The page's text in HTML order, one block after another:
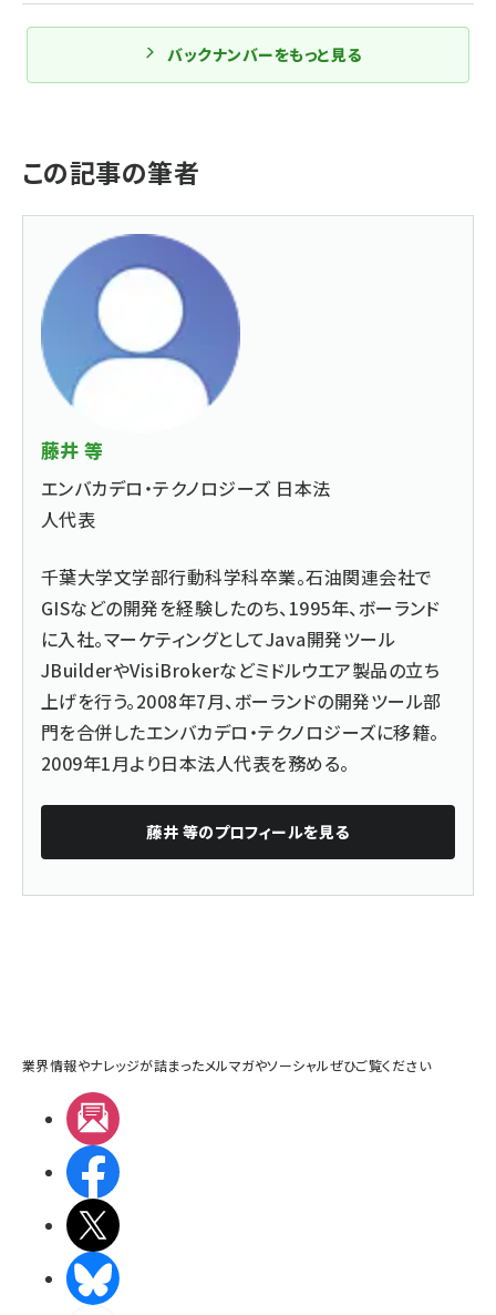
バックナンバーをもっと見る
この記事の筆者
藤井 等
エンバカデロ・テクノロジーズ 日本法
人代表
千葉大学文学部行動科学科卒業。石油関連会社で
GISなどの開発を経験したのち、1995年、ボーランド
に入社。マーケティングとしてJava開発ツール
JBuilderやVisiBrokerなどミドルウエア製品の立ち
上げを行う。2008年7月、ボーランドの開発ツール部
門を合併したエンバカデロ・テクノロジーズに移籍。
2009年1月より日本法人代表を務める。
藤井 等のプロフィールを見る
業界情報やナレッジが詰まったメルマガやソーシャルぜひご覧ください